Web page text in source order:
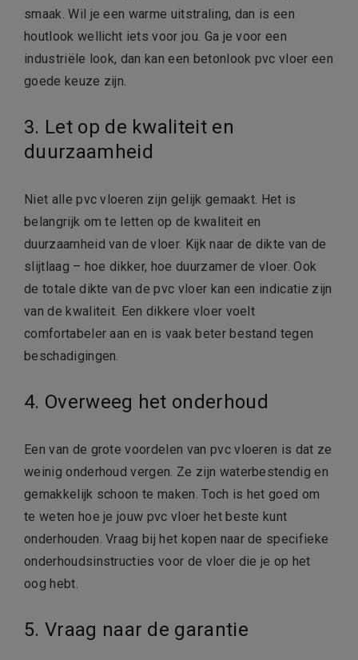
smaak. Wil je een warme uitstraling, dan is een
houtlook wellicht iets voor jou. Ga je voor een
industriële look, dan kan een betonlook pvc vloer een
goede keuze zijn.
3. Let op de kwaliteit en
duurzaamheid
Niet alle pvc vloeren zijn gelijk gemaakt. Het is
belangrijk om te letten op de kwaliteit en
duurzaamheid van de vloer. Kijk naar de dikte van de
slijtlaag – hoe dikker, hoe duurzamer de vloer. Ook
de totale dikte van de pvc vloer kan een indicatie zijn
van de kwaliteit. Een dikkere vloer voelt
comfortabeler aan en is vaak beter bestand tegen
beschadigingen.
4. Overweeg het onderhoud
Een van de grote voordelen van pvc vloeren is dat ze
weinig onderhoud vergen. Ze zijn waterbestendig en
gemakkelijk schoon te maken. Toch is het goed om
te weten hoe je jouw pvc vloer het beste kunt
onderhouden. Vraag bij het kopen naar de specifieke
onderhoudsinstructies voor de vloer die je op het
oog hebt.
5. Vraag naar de garantie